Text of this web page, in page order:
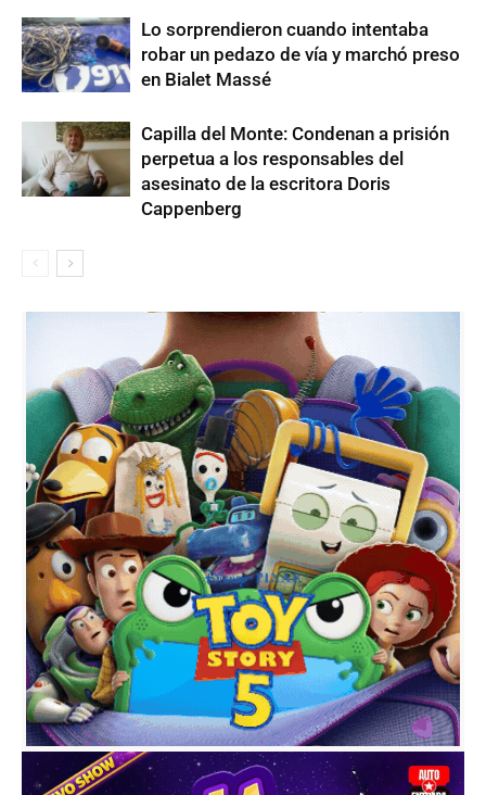
Lo sorprendieron cuando intentaba
robar un pedazo de vía y marchó preso
en Bialet Massé
Capilla del Monte: Condenan a prisión
perpetua a los responsables del
asesinato de la escritora Doris
Cappenberg